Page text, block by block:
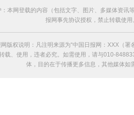
：本网登载的内容（包括文字、图片、多媒体资
报网事先协议授权，禁止转载使
版权说明：凡注明来源为“中国日报网：XXX（
载、使用，违者必究。如需使用，请与010-
体，目的在于传播更多信息，其他媒体